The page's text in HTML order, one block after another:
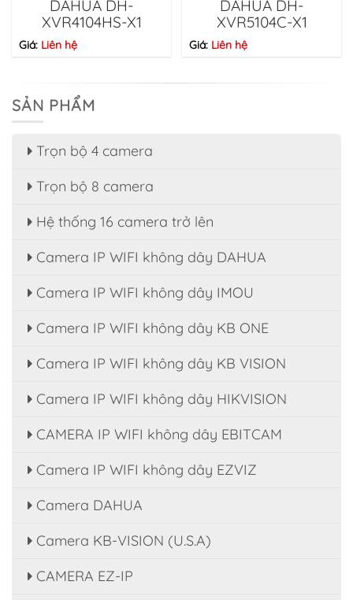
DAHUA DH-
XVR4104HS-X1
Giá: Liên hệ
DAHUA DH-
XVR5104C-X1
Giá: Liên hệ
SẢN PHẨM
Trọn bộ 4 camera
Trọn bộ 8 camera
Hệ thống 16 camera trở lên
Camera IP WIFI không dây DAHUA
Camera IP WIFI không dây IMOU
Camera IP WIFI không dây KB ONE
Camera IP WIFI không dây KB VISION
Camera IP WIFI không dây HIKVISION
CAMERA IP WIFI không dây EBITCAM
Camera IP WIFI không dây EZVIZ
Camera DAHUA
Camera KB-VISION (U.S.A)
CAMERA EZ-IP